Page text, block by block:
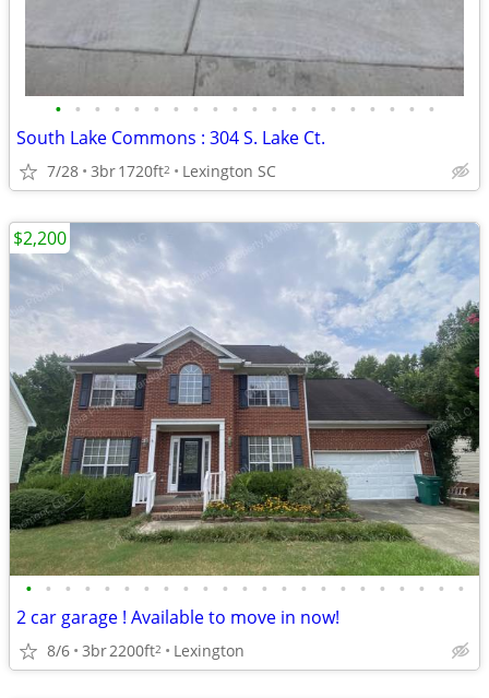
• • • • • • • • • • • • • • • • • • • •
South Lake Commons : 304 S. Lake Ct.
7/28 3br1720ft2 Lexington SC
• • • • • • • • • • • • • • • • • • • • • • •
2 car garage ! Available to move in now!
8/6 3br2200ft2 Lexington
$2,200